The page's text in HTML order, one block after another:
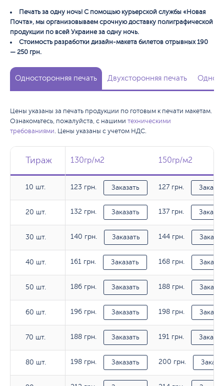
Печать за одну ночь! С помощью курьерской службы «Новая
Почта», мы организовываем срочную доставку полиграфической
продукции по всей Украине за одну ночь.
Стоимость разработки дизайн-макета билетов отрывных 190
— 250 грн.
Односторонняя печать Двухсторонняя печать
Цены указаны за печать продукции по готовым к печати макетам.
Ознакомьтесь, пожалуйста, с нашими техническими
требованиями . Цены указаны с учетом НДС.
Тираж
10 шт.
20 шт.
30 шт.
40 шт.
50 шт.
60 шт.
70 шт.
80 шт.
Тираж 130гр/м2 150гр/м2
Тираж 130гр/м2 150гр/м2
10 шт. 123 грн. Заказать 127 грн.
20 шт. 132 грн. Заказать 137 грн.
30 шт. 140 грн. Заказать 144 грн.
40 шт. 161 грн. Заказать 168 грн.
50 шт. 186 грн. Заказать 188 грн.
60 шт. 196 грн. Заказать 198 грн.
70 шт. 188 грн. Заказать 191 грн.
80 шт. 198 грн. Заказать 200 грн.